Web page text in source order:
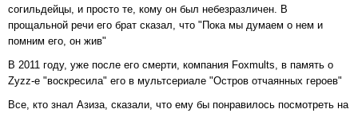
согильдейцы, и просто те, кому он был небезразличен. В
прощальной речи его брат сказал, что "Пока мы думаем о нем и
помним его, он жив"
В 2011 году, уже после его смерти, компания Foxmults, в память о
Zyzz-e "воскресила" его в мультсериале "Остров отчаянных героев"
Все, кто знал Азиза, сказали, что ему бы понравилось посмотреть на